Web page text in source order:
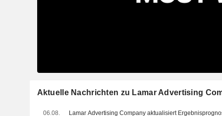
Aktuelle Nachrichten zu Lamar Advertising
06.08.
Lamar Advertising Company aktualisiert